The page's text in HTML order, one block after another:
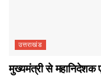
उत्तराखंड
मुख्यमंत्री से महानिदेशक